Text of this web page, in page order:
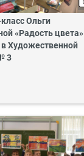
Ольги
«Радость цвета»
Художественной
3